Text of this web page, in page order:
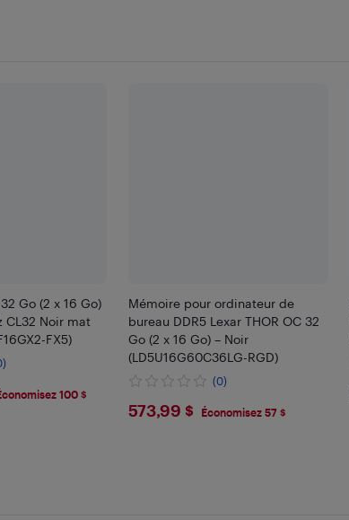
Go (2 x 16 Go)
CL32 Noir mat
FX5)
100 $
Mémoire pour ordinateur de
bureau DDR5 Lexar THOR OC 32
Go (2 x 16 Go) – Noir
(LD5U16G60C36LG-RGD)
(0)
$573.99
573,99 $ Économisez 57 $